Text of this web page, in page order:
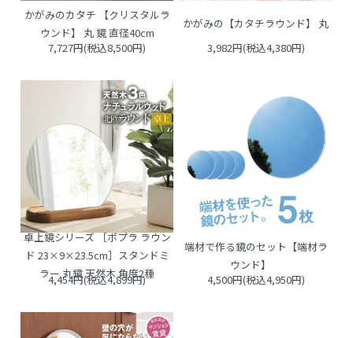
かがみのカタチ 【クリスタルラ
ウンド】 丸 鏡 直径40cm
7,727円(税込8,500円)
かがみの【カタチラウンド】 丸
3,982円(税込4,380円)
卓上鏡シリーズ ［ポプラ ラウン
ド 23×9×23.5cm］スタンドミ
ラー 丸鏡 天然木 角度2種
4,454円(税込4,899円)
端材で作る鏡のセット【端材ラ
ウンド】
4,500円(税込4,950円)